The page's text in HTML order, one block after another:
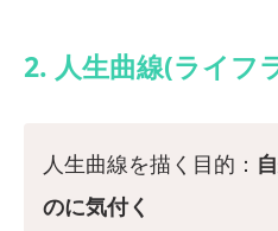
2. 人生曲線(ライフ
人生曲線を描く目的：
のに気付く